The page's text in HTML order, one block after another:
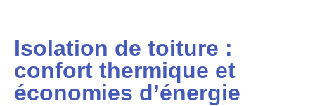
Isolation de toiture :
confort thermique et
économies d’énergie